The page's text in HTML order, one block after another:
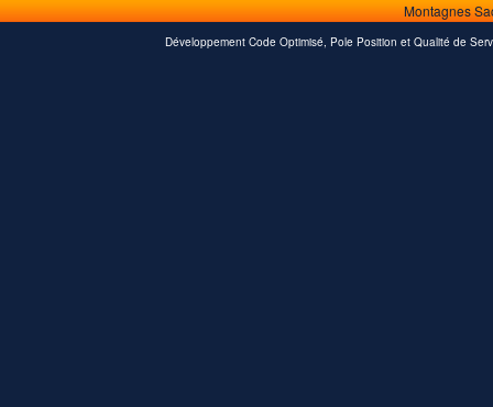
Montagnes
Développement Code Optimisé, Pole Position et Qualité de